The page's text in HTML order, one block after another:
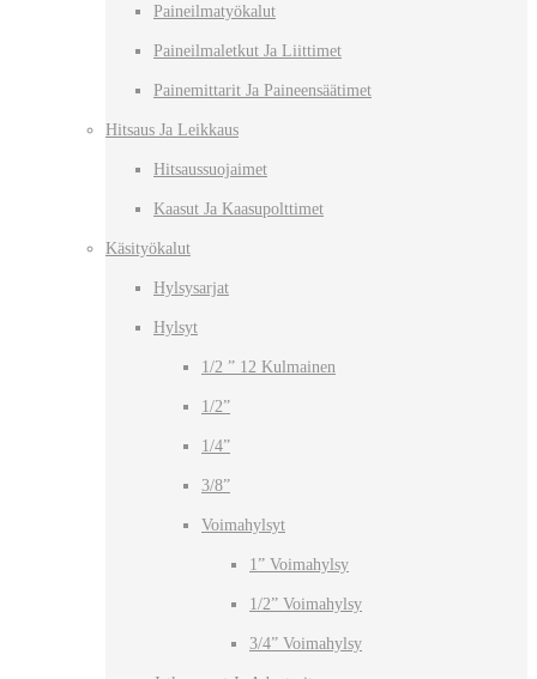
Paineilmatyökalut
Paineilmaletkut Ja Liittimet
Painemittarit Ja Paineensäätimet
Hitsaus Ja Leikkaus
Hitsaussuojaimet
Kaasut Ja Kaasupolttimet
Käsityökalut
Hylsysarjat
Hylsyt
1/2 ” 12 Kulmainen
1/2”
1/4”
3/8”
Voimahylsyt
1” Voimahylsy
1/2” Voimahylsy
3/4” Voimahylsy